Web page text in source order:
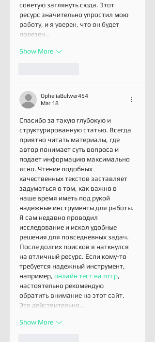
советую заглянуть сюда. Этот
ресурс значительно упростил мою
работу, и я уверен, что он будет
полезен…
Show More
OpheliaBulwer454
Mar 18
Спасибо за такую глубокую и
структурированную статью. Всегда
приятно читать материалы, где
автор понимает суть вопроса и
подает информацию максимально
ясно. Чтение подобных
качественных текстов заставляет
задуматься о том, как важно в
наше время иметь под рукой
надежные инструменты для работы.
Я сам недавно проводил
исследование и искал удобные
решения для повседневных задач.
После долгих поисков я наткнулся
на отличный ресурс. Если кому-то
требуется надежный инструмент,
например, онлайн тест на птср,
настоятельно рекомендую
обратить внимание на этот сайт.
Это действительно…
Show More